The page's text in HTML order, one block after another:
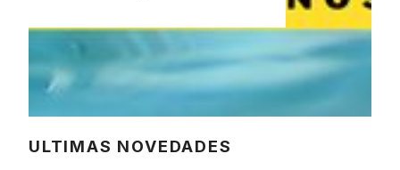
ULTIMAS NOVEDADES